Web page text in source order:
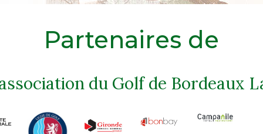
Partenaires de
du Golf de Bordeaux